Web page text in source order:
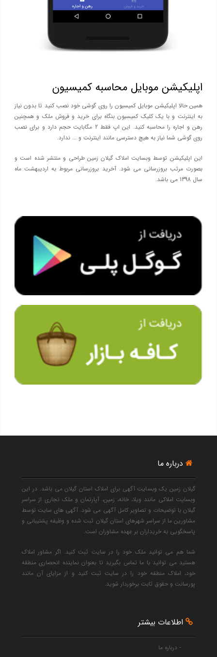
اپلیکیشن موبایل محاسبه کمیسیون
همین حالا اپلیکیشن موبایل کمیسیون را روی گوشی خود نصب کنید تا بدون نیاز
به اینترنت و با یک کلیک کمیسیون بنگاه برای خرید و فروش ملک و همچنین
رهن و اجاره را محاسبه کنید. این اپ فقط 2 مگابایت حجم دارد و برای نصب
روی گوشی شما نیاز به هیچ دسترسی مانند اینترنت و ... ندارد.
این اپلیکیشن توسط وبسایت املاک گیلان زمین طراحی و منتشر شده است و
بصورت مرتب بروزرسانی می شود. آخرید بروزرسانی مربوط به اردیبهشت ماه
سال 1398 می باشد.
درباره ما
گیلان زمین یک وبسایت آگهی برای املاک استان گیلان می باشد. در این
وبسایت املاکی مانند ویلا، خانه، زمین، آپارتمان و ملک تجاری از سراسر
گیلان با توضیحات و تصاویر کامل آگهی می شود. آگهی های سایت توسط
مشاورین ما از سراسر شهرهای استان گیلان ثبت شده و وظیفه پشتیبانی و
پاسخگویی به خریداران بر عهده مشاوران است.
شما هم می توانید ملک خود را در سایت ثبت کنید. اگر مشاور املاک
هستید می توانید با ما تماس بگیرید تا بعنوان نماینده انحصاری منطقه
خود، املاک منطقه خود را در سایت ثبت کنید و از مزایای آن مانند
پورسانت و حقوق ثابت برخوردار شوید.
اطلاعات بیشتر
- درباره ما